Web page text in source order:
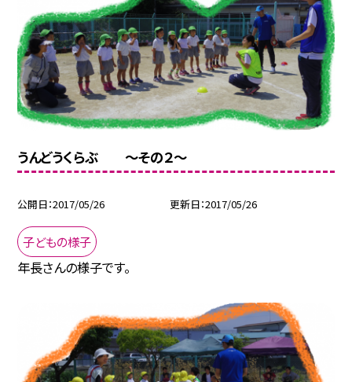
うんどうくらぶ 〜その２〜
公開日 2017/05/26 更新日 2017/05/26
子どもの様子
年長さんの様子です。